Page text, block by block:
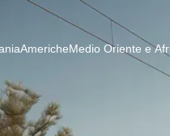
AmericheMedio Oriente e